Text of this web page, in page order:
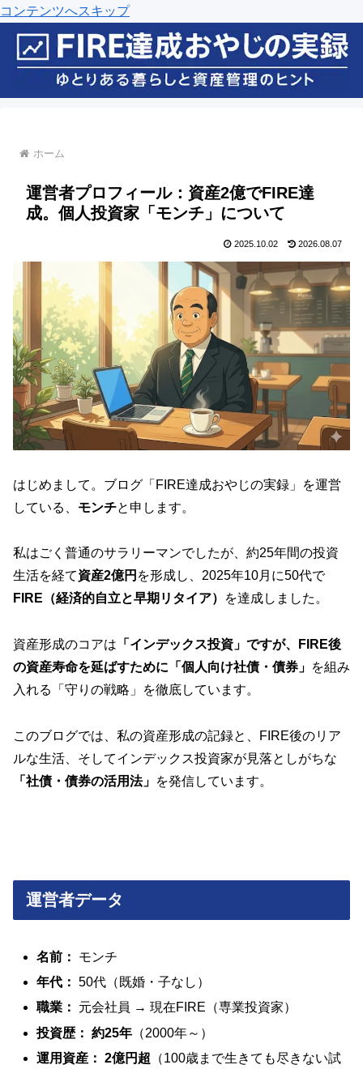
コンテンツへスキップ
ホーム
運営者プロフィール：資産2億でFIRE達
成。個人投資家「モンチ」について
2025.10.02 2026.08.07
はじめまして。ブログ「FIRE達成おやじの実録」を運営
している、 モンチと申します。
私はごく普通のサラリーマンでしたが、約25年間の投資
生活を経て資産2億円 を形成し、2025年10月に50代で
FIRE（経済的自立と早期リタイア）
を達成しました。
資産形成のコアは 「インデックス投資」ですが、FIRE後
の資産寿命を延ばすために「個人向け社債・債券」 を組み
入れる「守りの戦略」を徹底しています。
このブログでは、私の資産形成の記録と、FIRE後のリア
ルな生活、そしてインデックス投資家が見落としがちな
「社債・債券の活用法」 を発信しています。
運営者データ
名前：
モンチ
年代： 50代（既婚・子なし）
職業：
元会社員 → 現在FIRE（専業投資家）
投資歴： 約25年 （2000年～）
運用資産： 2億円超 （100歳まで生きても尽きない試